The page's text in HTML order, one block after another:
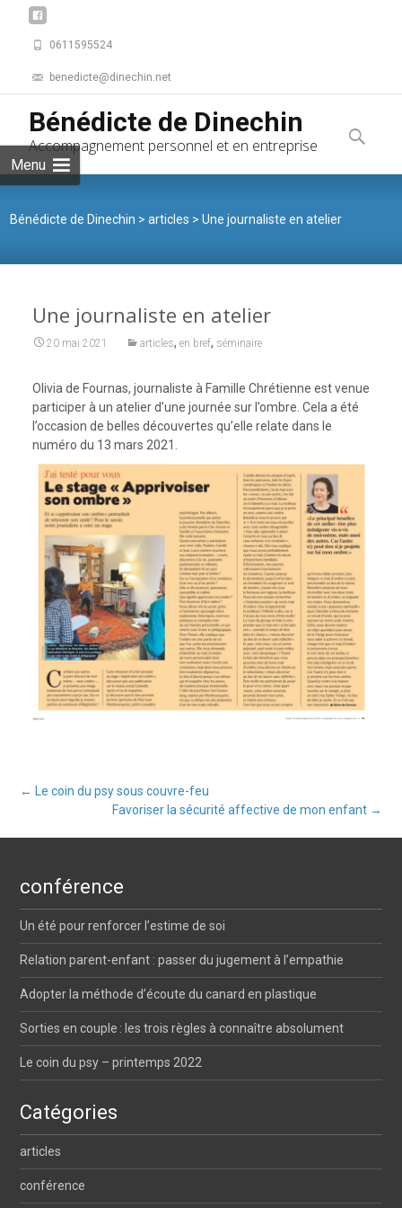
0611595524
benedicte@dinechin.net
Bénédicte de Dinechin
Accompagnement personnel et en entreprise
Menu
content
Bénédicte de Dinechin >articles >Une journaliste en atelier
Une journaliste en atelier
20 mai 2021 articles, en bref, séminaire
Olivia de Fournas, journaliste à Famille Chrétienne est venue
participer à un atelier d’une journée sur l’ombre. Cela a été
l’occasion de belles découvertes qu’elle relate dans le
numéro du 13 mars 2021.
Post navigation
←
Le coin du psy sous couvre-feu
Favoriser la sécurité affective de mon enfant →
conférence
Un été pour renforcer l’estime de soi
Relation parent-enfant : passer du jugement à l’empathie
Adopter la méthode d’écoute du canard en plastique
Sorties en couple : les trois règles à connaître absolument
Le coin du psy – printemps 2022
Catégories
articles
conférence